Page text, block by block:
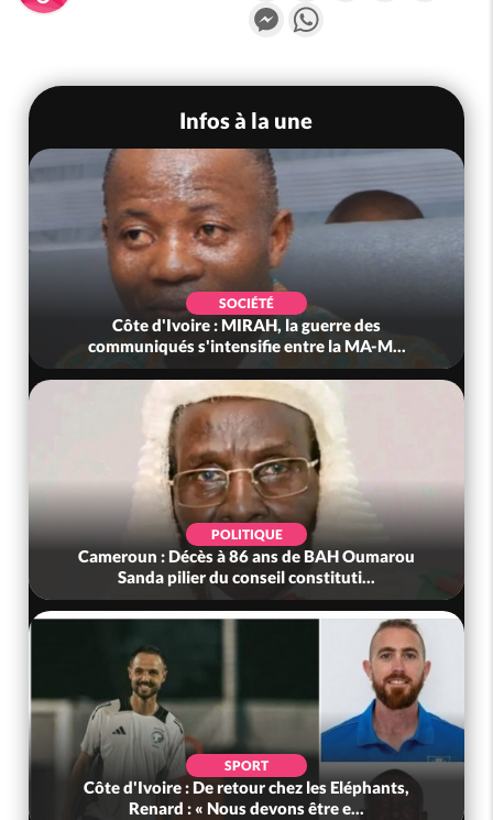
Messenger
Infos à la une
SOCIÉTÉ
Côte d'Ivoire : MIRAH, la guerre des
communiqués s'intensifie entre la MA-M...
POLITIQUE
Cameroun : Décès à 86 ans de BAH Oumarou
Sanda pilier du conseil constituti...
SPORT
Côte d'Ivoire : De retour chez les Eléphants,
Renard : « Nous devons être e...